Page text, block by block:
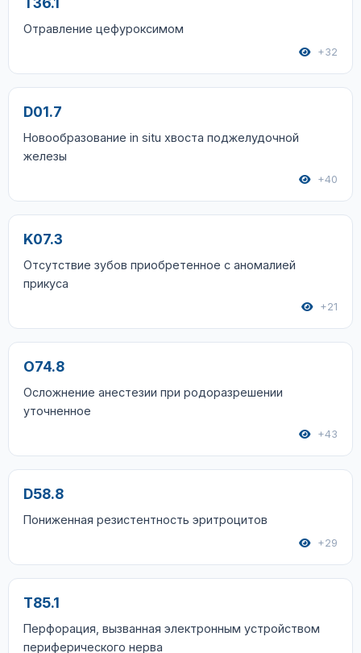
Отравление цефуроксимом
+32
D01.7
Новообразование in situ хвоста поджелудочной
железы
+40
K07.3
Отсутствие зубов приобретенное с аномалией
прикуса
+21
O74.8
Осложнение анестезии при родоразрешении
уточненное
+43
D58.8
Пониженная резистентность эритроцитов
+29
T85.1
Перфорация, вызванная электронным устройством
периферического нерва